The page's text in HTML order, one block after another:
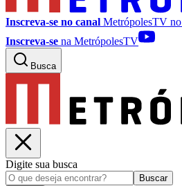
Inscreva-se no canal MetrópolesTV no
Inscreva-se na MetrópolesTV
Busca
Digite sua busca
Buscar